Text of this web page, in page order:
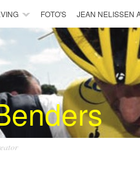
FOTO'S JEAN NELISSEN